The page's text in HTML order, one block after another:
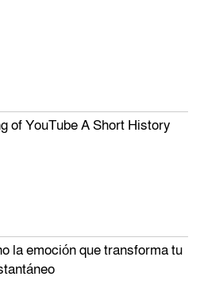
of YouTube A Short History
la emoción que transforma tu